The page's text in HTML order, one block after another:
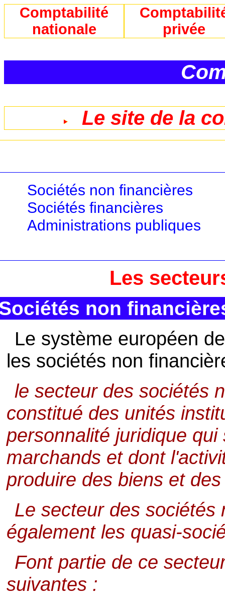
Comptabilité
nationale
privée
Le site de la
Sociétés non financières
Sociétés financières
Administrations publiques
Les
non
Le système européen
les sociétés non
le secteur des sociétés
constitué des unités
personnalité juridique
marchands et dont
produire des biens et
Le secteur des sociétés
également les quasi-
Font partie de ce
suivantes :